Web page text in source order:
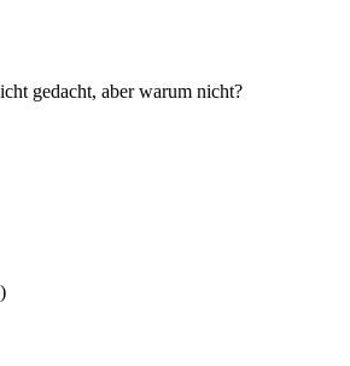
gedacht, aber warum nicht?